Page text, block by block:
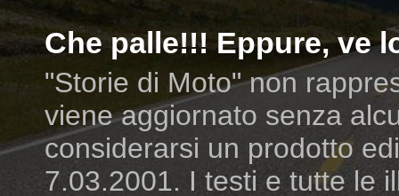
Che palle!!! Eppure, ve
"Storie di Moto" non
viene aggiornato senza
considerarsi un prodotto
7.03.2001. I testi e tutte le